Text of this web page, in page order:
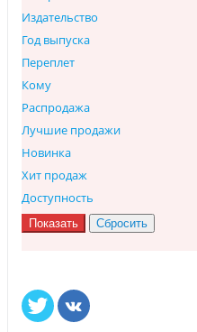
Издательство
Год выпуска
Переплет
Кому
Распродажа
Лучшие продажи
Новинка
Хит продаж
Доступность